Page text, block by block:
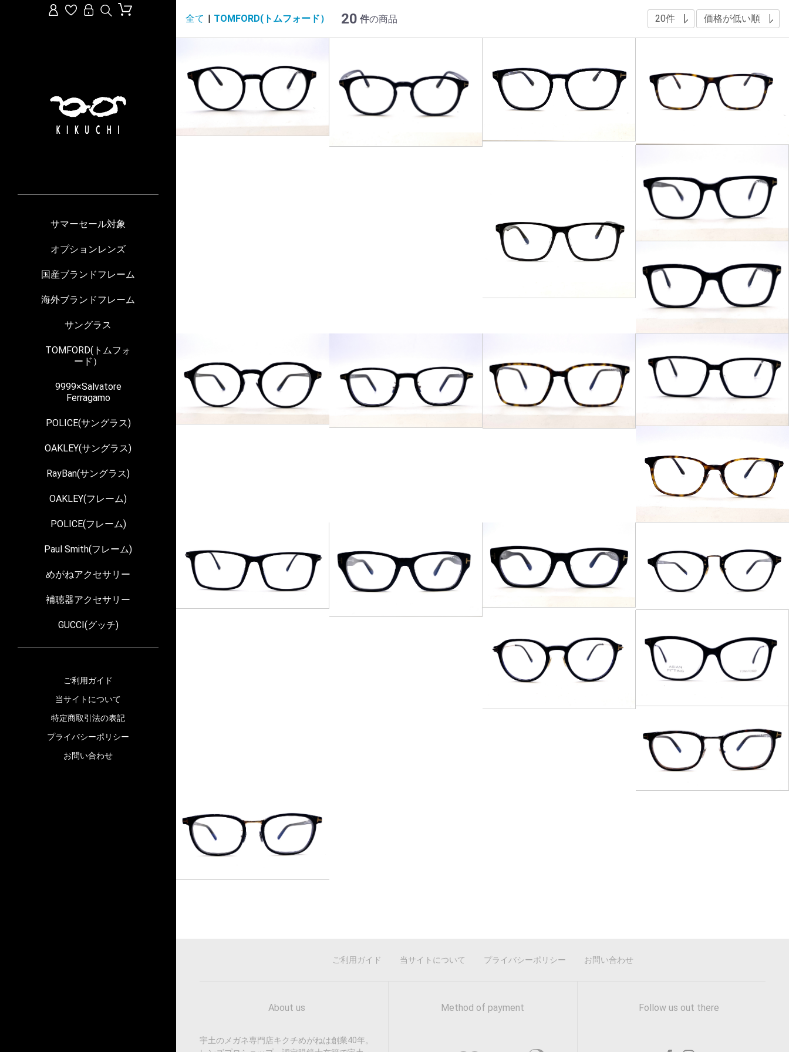
サマーセール対象
オプションレンズ
国産ブランドフレーム
海外ブランドフレーム
サングラス
TOMFORD(トムフォ
ード）
9999×Salvatore
Ferragamo
POLICE(サングラス)
OAKLEY(サングラス)
RayBan(サングラス)
OAKLEY(フレーム)
POLICE(フレーム)
Paul Smith(フレーム)
めがねアクセサリー
補聴器アクセサリー
GUCCI(グッチ)
ご利用ガイド
当サイトについて
特定商取引法の表記
プライバシーポリシー
お問い合わせ
全て | TOMFORD(トムフォード） 20 件の商品
ご利用ガイド 当サイトについて プライバシーポリシー お問い合わせ
About us
宇土のメガネ専門店キクチめがねは創業40年。
Method of payment Follow us out there